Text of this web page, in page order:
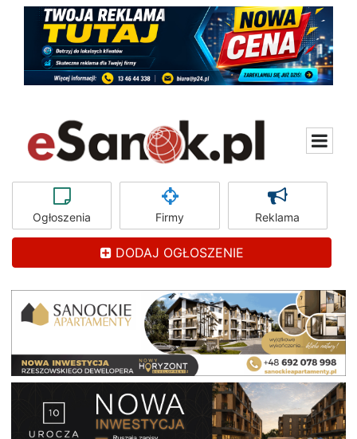
Ogłoszenia Firmy Reklama
DODAJ OGŁOSZENIE